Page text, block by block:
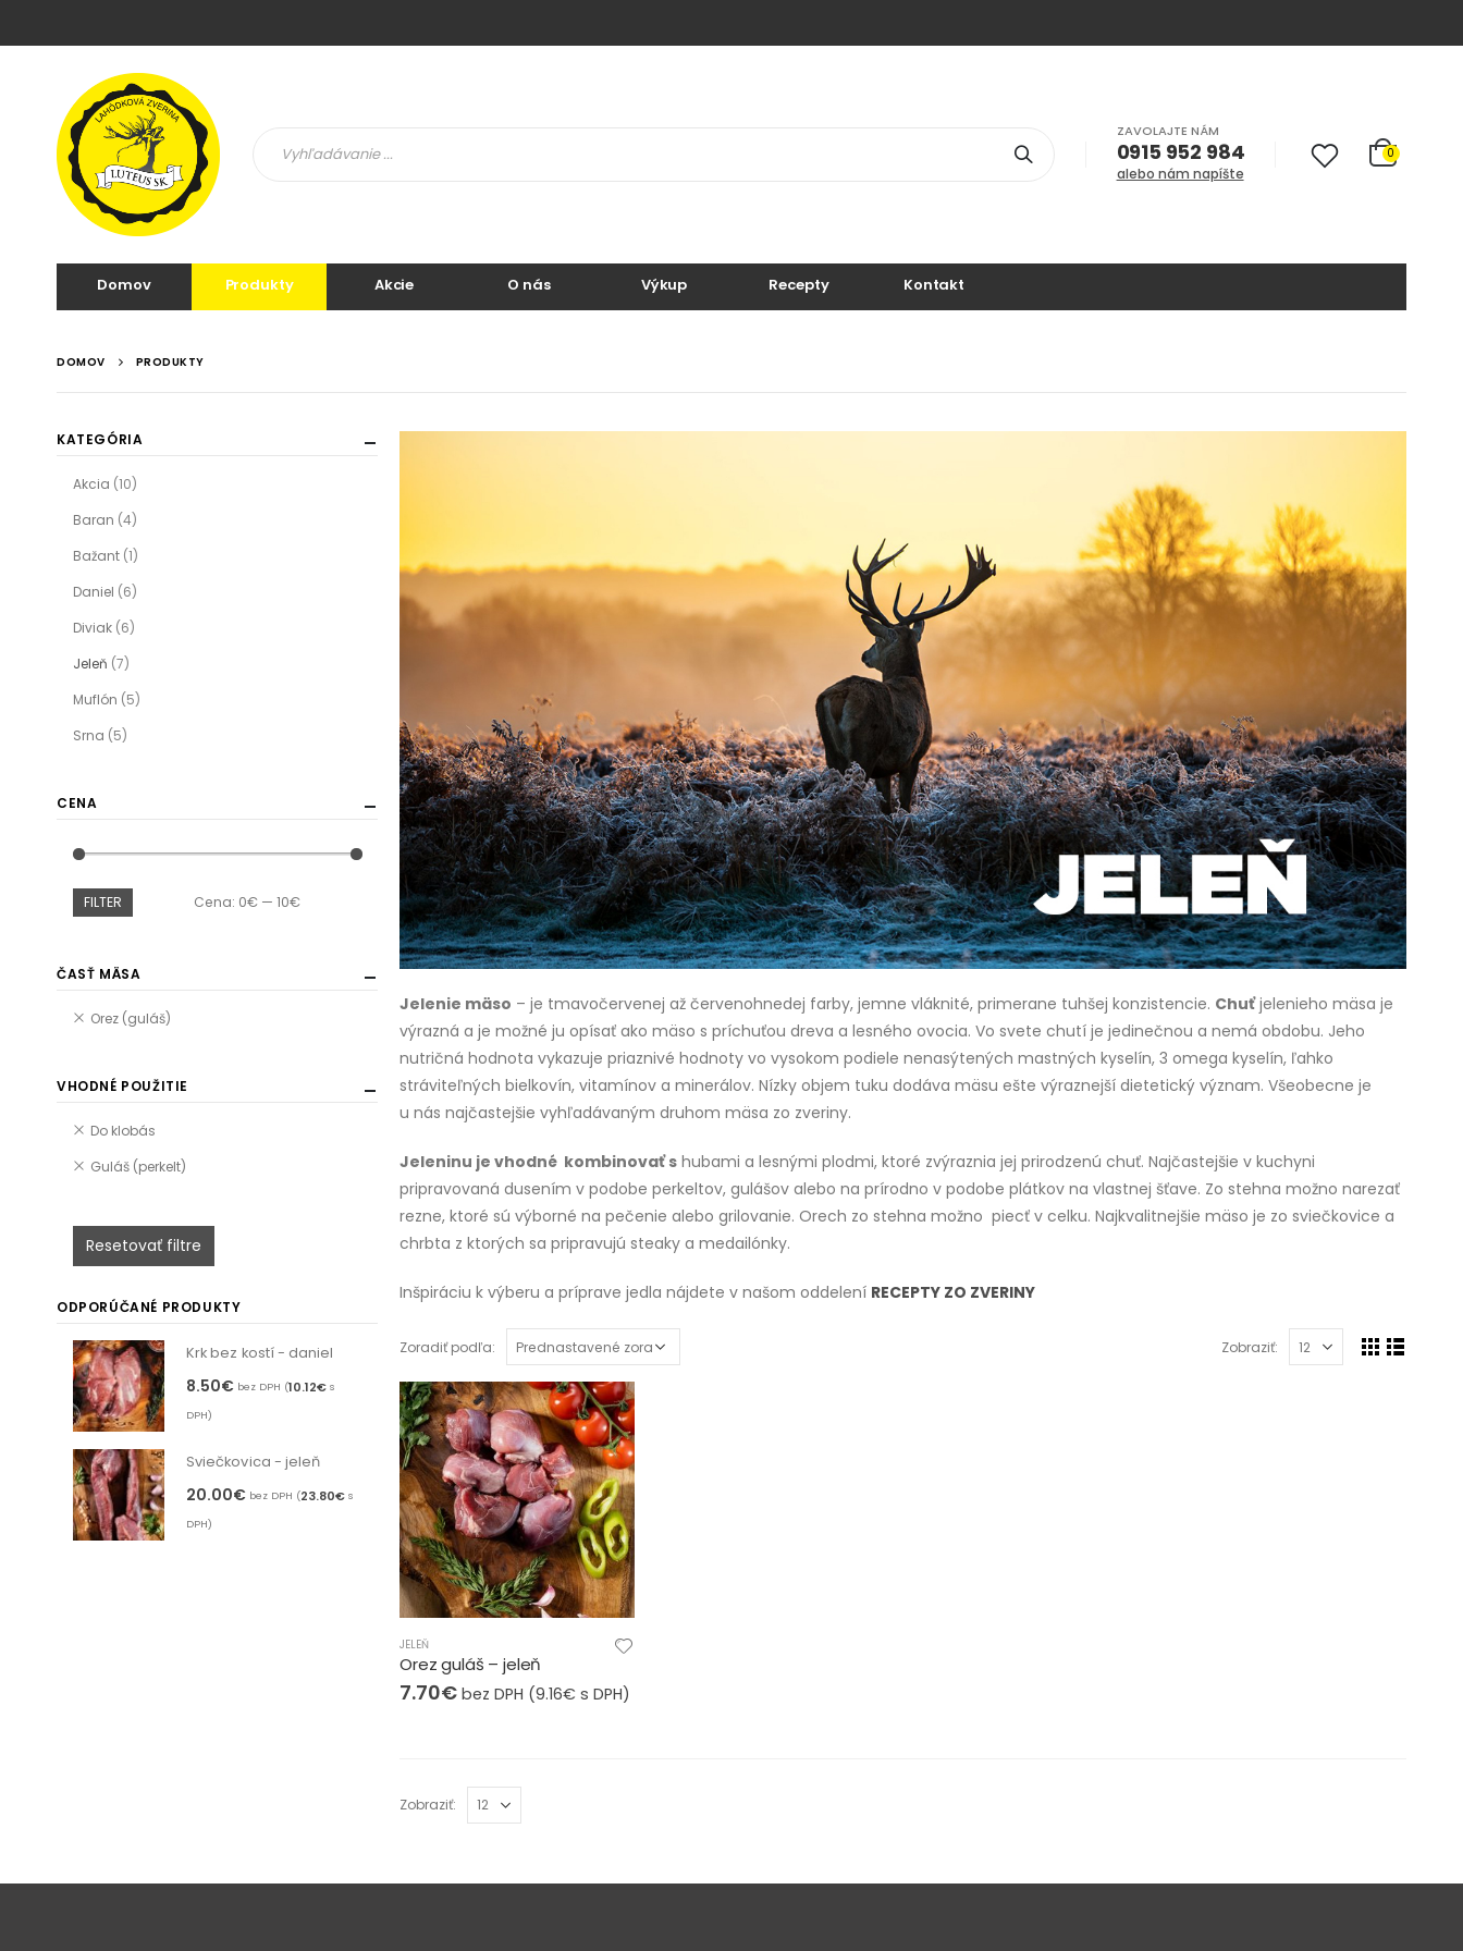
ZAVOLAJTE NÁM
0915 952 984
alebo nám napíšte
0
Domov Produkty Akcie O nás Výkup Recepty Kontakt
DOMOV PRODUKTY
Jelenie mäso – je tmavočervenej až červenohnedej farby, jemne vláknité, primerane tuhšej konzistencie. Chuťjelenieho mäsa je
výrazná a je možné ju opísať ako mäso s príchuťou dreva a lesného ovocia. Vo svete chutí je jedinečnou a nemá obdobu. Jeho
nutričná hodnota vykazuje priaznivé hodnoty vo vysokom podiele nenasýtených mastných kyselín, 3 omega kyselín, ľahko
stráviteľných bielkovín, vitamínov a minerálov. Nízky objem tuku dodáva mäsu ešte výraznejší dietetický význam. Všeobecne je
u nás najčastejšie vyhľadávaným druhom mäsa zo zveriny.
Jeleninu je vhodné kombinovať s hubami a lesnými plodmi, ktoré zvýraznia jej prirodzenú chuť. Najčastejšie v kuchyni
pripravovaná dusením v podobe perkeltov, gulášov alebo na prírodno v podobe plátkov na vlastnej šťave. Zo stehna možno narezať
rezne, ktoré sú výborné na pečenie alebo grilovanie. Orech zo stehna možno piecť v celku. Najkvalitnejšie mäso je zo sviečkovice a
chrbta z ktorých sa pripravujú steaky a medailónky.
Inšpiráciu k výberu a príprave jedla nájdete v našom oddelení RECEPTY ZO ZVERINY
Zoradiť podľa: Zobraziť:
JELEŇ
Orez guláš – jeleň
7.70€ bez DPH (9.16€ s DPH)
Zobraziť:
KATEGÓRIA
Akcia (10)
Baran (4)
Bažant (1)
Daniel (6)
Diviak (6)
Jeleň (7)
Muflón (5)
Srna (5)
CENA
FILTER Cena: 0€— 10€
ČASŤ MÄSA
Orez (guláš)
VHODNÉ POUŽITIE
Do klobás
Guláš (perkelt)
Resetovať filtre
ODPORÚČANÉ PRODUKTY
Krk bez kostí - daniel
8.50€ bez DPH (10.12€ s
DPH)
Sviečkovica - jeleň
20.00€ bez DPH (23.80€ s
DPH)